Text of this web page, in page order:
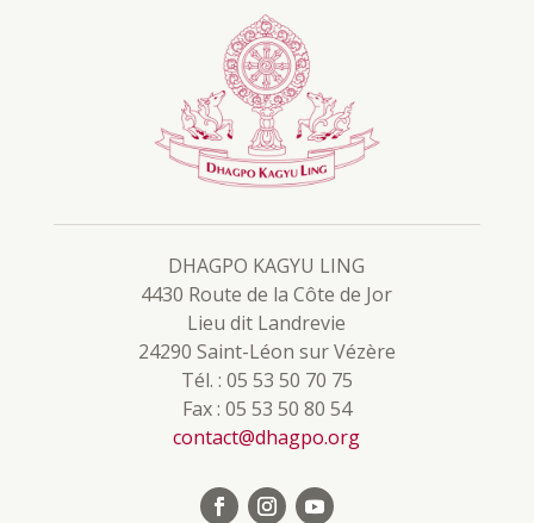
DHAGPO KAGYU LING
4430 Route de la Côte de Jor
Lieu dit Landrevie
24290 Saint-Léon sur Vézère
Tél. : 05 53 50 70 75
Fax : 05 53 50 80 54
contact@dhagpo.org